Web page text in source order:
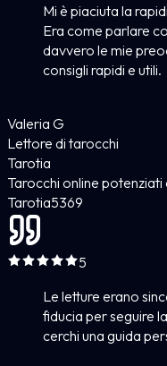
Mi è piaciuta la
Era come parlare
davvero le mie
consigli rapidi e utili.
Valeria G
Lettore di tarocchi
Tarotia
Tarocchi online
Tarotia5369
5
Le letture erano
fiducia per seguire
cerchi una guida